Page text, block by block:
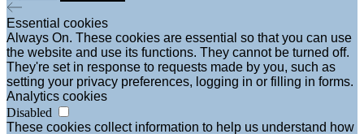
Essential cookies
Always On. These cookies are essential so that you can use
the website and use its functions. They cannot be turned off.
They're set in response to requests made by you, such as
setting your privacy preferences, logging in or filling in forms.
Analytics cookies
Disabled
These cookies collect information to help us understand how